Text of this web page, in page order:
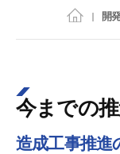
開
今までの
造成工事推進